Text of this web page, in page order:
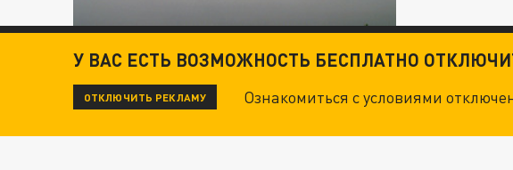
У ВАС ЕСТЬ ВОЗМОЖНОСТЬ БЕСПЛАТНО
ОТКЛЮЧИТЬ РЕКЛАМУ Ознакомиться с условиями